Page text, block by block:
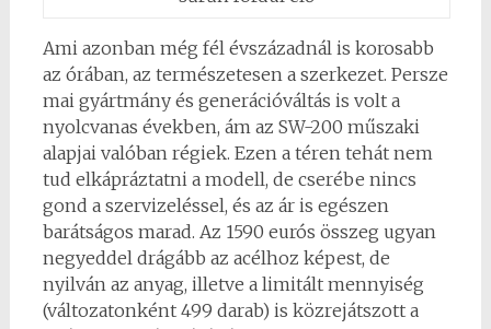
Ami azonban még fél évszázadnál is korosabb
az órában, az természetesen a szerkezet. Persze
mai gyártmány és generációváltás is volt a
nyolcvanas években, ám az SW-200 műszaki
alapjai valóban régiek. Ezen a téren tehát nem
tud elkápráztatni a modell, de cserébe nincs
gond a szervizeléssel, és az ár is egészen
barátságos marad. Az 1590 eurós összeg ugyan
negyeddel drágább az acélhoz képest, de
nyilván az anyag, illetve a limitált mennyiség
(változatonként 499 darab) is közrejátszott a